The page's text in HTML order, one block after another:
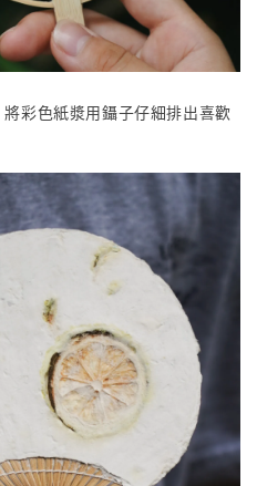
彩色紙漿用鑷子仔細排出喜歡